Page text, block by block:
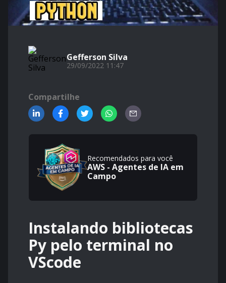
Gefferson Silva
29/09/2022 11:47
Compartilhe
Recomendados para você
AWS - Agentes de IA em
Campo
Instalando bibliotecas
Py pelo terminal no
VScode